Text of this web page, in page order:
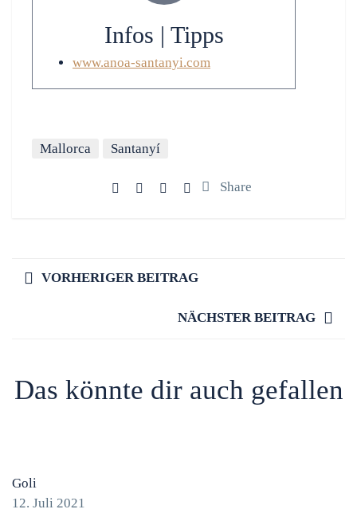
Infos | Tipps
www.anoa-santanyi.com
Mallorca Santanyí
Share
VORHERIGER BEITRAG
NÄCHSTER BEITRAG
Das könnte dir auch gefallen
Goli
12. Juli 2021